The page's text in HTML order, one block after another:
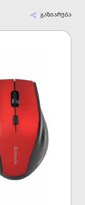
გაზიარება